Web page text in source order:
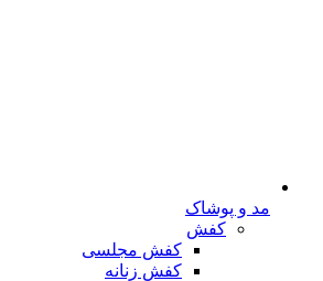
مد و پوشاک
کفش
کفش مجلسی
کفش زنانه